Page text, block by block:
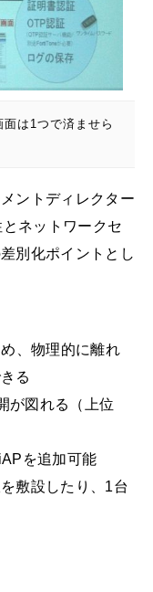
は1つで済ませら
ントディレクター
ネットワークセ
別化ポイントとし
、物理的に離れ
る
が図れる（上位
を追加可能
敷設したり、1台